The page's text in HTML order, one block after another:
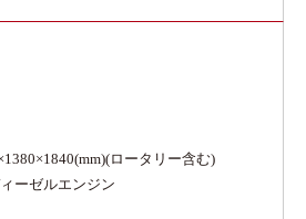
ロータリー含む)
ーゼルエンジン